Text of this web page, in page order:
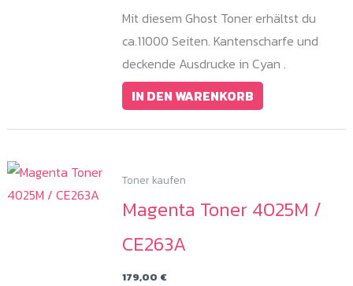
Mit diesem Ghost Toner erhältst du
ca.11000 Seiten. Kantenscharfe und
deckende Ausdrucke in Cyan .
IN DEN WARENKORB
Toner kaufen
Magenta Toner 4025M /
CE263A
179,00 €